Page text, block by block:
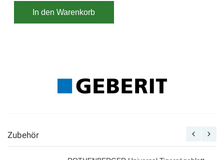
Zubehör
In den Warenkorb